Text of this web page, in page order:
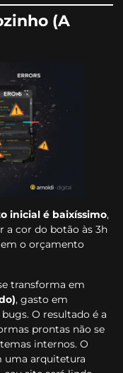
(A
inicial é baixíssimo,
a cor do botão às 3h
o orçamento
transforma em
, gasto em
O resultado é a
prontas não se
internos. O
uma arquitetura